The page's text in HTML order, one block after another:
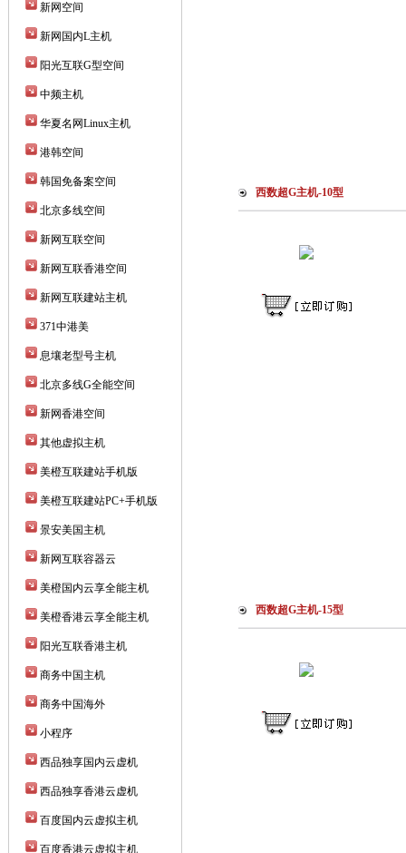
新网空间
新网国内L主机
阳光互联G型空间
中频主机
华夏名网Linux主机
港韩空间
韩国免备案空间
北京多线空间
新网互联空间
新网互联香港空间
新网互联建站主机
371中港美
息壤老型号主机
北京多线G全能空间
新网香港空间
其他虚拟主机
美橙互联建站手机版
美橙互联建站PC+手机版
景安美国主机
新网互联容器云
美橙国内云享全能主机
美橙香港云享全能主机
阳光互联香港主机
商务中国主机
商务中国海外
小程序
西品独享国内云虚机
西品独享香港云虚机
百度国内云虚拟主机
百度香港云虚拟主机
西数超G主机-10型
西数超G主机-15型